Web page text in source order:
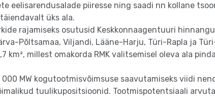
eelisarendusalade piiresse ning saadi nn kollane
üks ala.
rajamiseks osutusid Keskkonnaagentuuri
Põltsamaa, Viljandi, Lääne-Harju, Türi-Rapla ja
km², millest omakorda RMK valitsemisel oleva ala
MW kogutootmisvõimsuse saavutamiseks viidi
tuulikupositsioonid. Tootmispotentsiaali